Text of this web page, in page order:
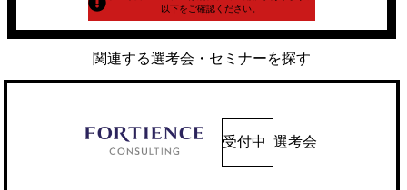
以下をご確認ください。
関連する選考会・セミナーを探す
受付中 選考会